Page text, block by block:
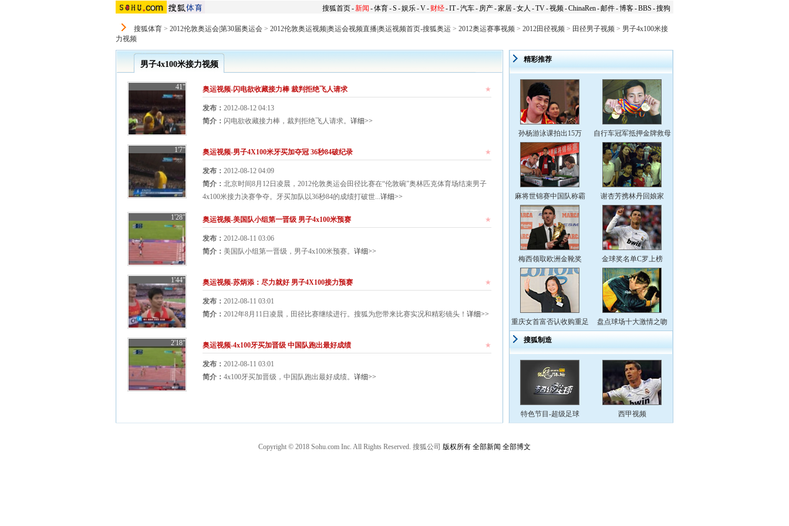
搜狐首页-新闻 -体育-S -娱乐-V- 财经-IT-汽车- 房产-家居-女人 -TV-视频-ChinaRen-邮件-博客-BBS -搜狗
搜狐体育 > 2012伦敦奥运会|第30届奥运会 > 2012伦敦奥运视频|奥运会视频直播|奥运视频首页-搜狐奥运 > 2012奥运赛事视频 > 2012田径视频 > 田径男子视频 > 男子4x100米接
力视频
男子4x100米接力视频
41" 奥运视频-闪电欲收藏接力棒 裁判拒绝飞人请求 ★
发布： 2012-08-12 04:13
简介： 闪电欲收藏接力棒，裁判拒绝飞人请求。 详细>>
1'7" 奥运视频-男子4X100米牙买加夺冠 36秒84破纪录 ★
发布： 2012-08-12 04:09
简介： 北京时间8月12日凌晨，2012伦敦奥运会田径比赛在“伦敦碗”奥林匹克体育场结束男子
4x100米接力决赛争夺。牙买加队以36秒84的成绩打破世...详细>>
1'28" 奥运视频-美国队小组第一晋级 男子4x100米预赛 ★
发布： 2012-08-11 03:06
简介： 美国队小组第一晋级，男子4x100米预赛。 详细>>
1'44" 奥运视频-苏炳添：尽力就好 男子4X100接力预赛 ★
发布： 2012-08-11 03:01
简介： 2012年8月11日凌晨，田径比赛继续进行。搜狐为您带来比赛实况和精彩镜头！ 详细>>
2'18" 奥运视频-4x100牙买加晋级 中国队跑出最好成绩 ★
发布： 2012-08-11 03:01
简介： 4x100牙买加晋级，中国队跑出最好成绩。 详细>>
精彩推荐
孙杨游泳课拍出15万 自行车冠军抵押金牌救母
麻将世锦赛中国队称霸 谢杏芳携林丹回娘家
梅西领取欧洲金靴奖 金球奖名单C罗上榜
重庆女首富否认收购重足 盘点球场十大激情之吻
搜狐制造
特色节目-超级足球 西甲视频
Copyright © 2018 Sohu.com Inc. All Rights Reserved. 搜狐公司 版权所有 全部新闻 全部博文